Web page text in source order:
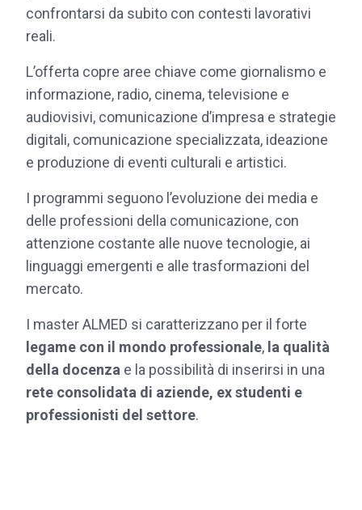
confrontarsi da subito con contesti lavorativi
reali.
L’offerta copre aree chiave come giornalismo e
informazione, radio, cinema, televisione e
audiovisivi, comunicazione d’impresa e strategie
digitali, comunicazione specializzata, ideazione
e produzione di eventi culturali e artistici.
I programmi seguono l’evoluzione dei media e
delle professioni della comunicazione, con
attenzione costante alle nuove tecnologie, ai
linguaggi emergenti e alle trasformazioni del
mercato.
I master ALMED si caratterizzano per il forte
legame con il mondo professionale, la qualità
della docenza e la possibilità di inserirsi in una
rete consolidata di aziende, ex studenti e
professionisti del settore.